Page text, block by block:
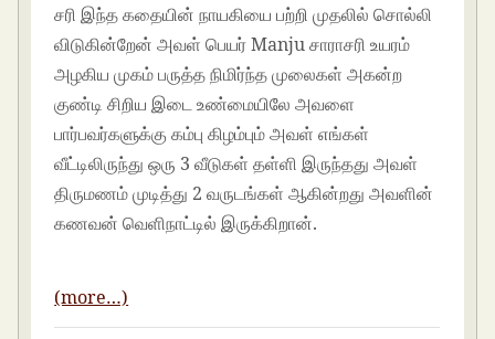
சரி இந்த கதையின் நாயகியை பற்றி முதலில் சொல்லி
விடுகின்றேன் அவள் பெயர் Manju சாராசரி உயரம்
அழகிய முகம் பருத்த நிமிர்ந்த முலைகள் அகன்ற
குண்டி சிறிய இடை உண்மையிலே அவளை
பார்பவர்களுக்கு கம்பு கிழம்பும் அவள் எங்கள்
வீட்டிலிருந்து ஒரு 3 வீடுகள் தள்ளி இருந்தது அவள்
திருமணம் முடித்து 2 வருடங்கள் ஆகின்றது அவளின்
கணவன் வெளிநாட்டில் இருக்கிறான்.
(more…)